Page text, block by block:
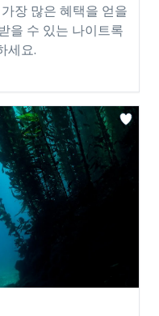
장 많은 혜택을 얻을
을 수 있는 나이트록
세요.